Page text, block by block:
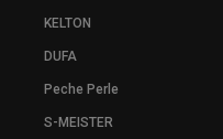
KELTON
DUFA
Peche Perle
S-MEISTER